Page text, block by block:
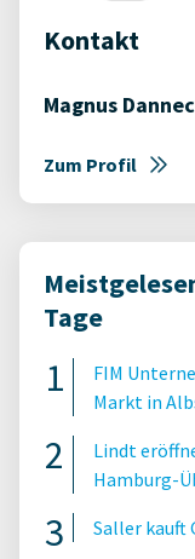
Kontakt
Magnus
Zum Profil
Tage
FIM
Markt in
Lindt
Hamburg-
Saller kauft